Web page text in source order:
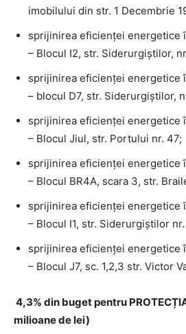
imobilului din str. 1 Decembrie
sprijinirea eficienței energetice
– Blocul I2, str. Siderurgiștilor,
sprijinirea eficienței energetice
– blocul D7, str. Siderurgiștilor,
sprijinirea eficienței energetice
– Blocul Jiul, str. Portului nr. 47;
sprijinirea eficienței energetice
– Blocul BR4A, scara 3, str.
sprijinirea eficienței energetice
– Blocul I1, str. Siderurgiștilor nr.
sprijinirea eficienței energetice
– Blocul J7, sc. 1,2,3 str. Victor
4,3% din buget pentru
milioane de lei)